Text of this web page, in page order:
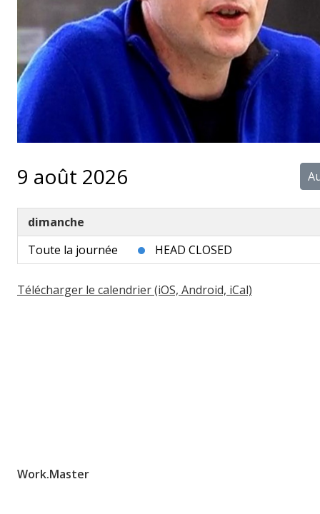
9 août 2026
dimanche
Toute la journée
HEAD CLOSED
Télécharger le calendrier (iOS, Android, iCal)
Work.Master